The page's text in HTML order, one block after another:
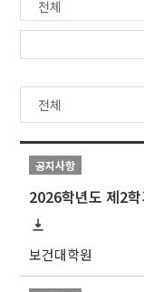
공지사항
2026학년도 제2
보건대학원